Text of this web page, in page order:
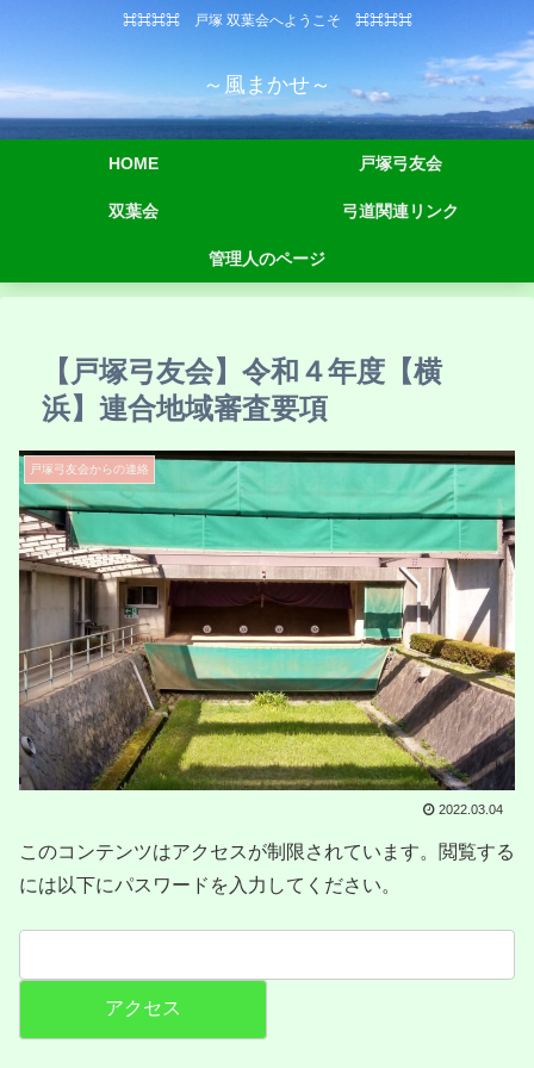
⌘⌘⌘⌘ 戸塚 双葉会へようこそ ⌘⌘⌘⌘
～風まかせ～
HOME 戸塚弓友会
双葉会 弓道関連リンク
管理人のページ
【戸塚弓友会】令和４年度【横
浜】連合地域審査要項
戸塚弓友会からの連絡
2022.03.04
このコンテンツはアクセスが制限されています。閲覧する
には以下にパスワードを入力してください。